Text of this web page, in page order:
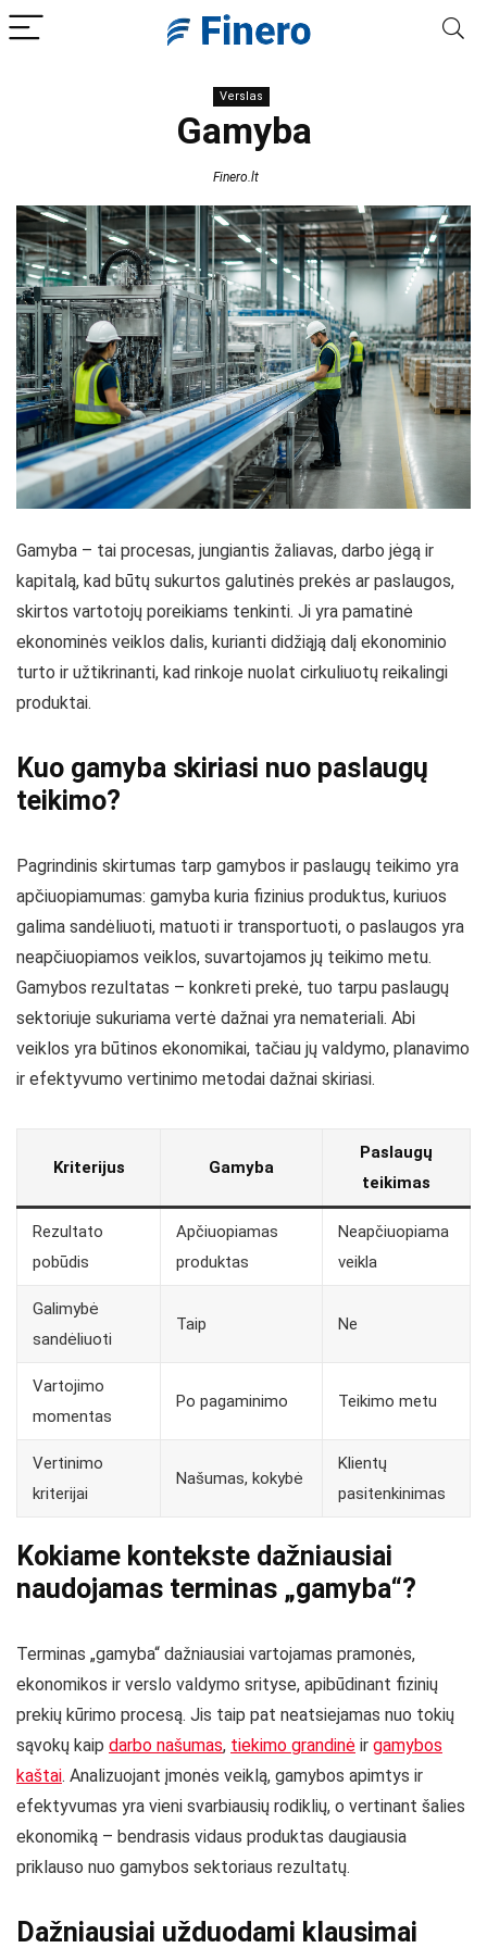
Verslas
Gamyba
Finero.lt
Gamyba – tai procesas, jungiantis žaliavas, darbo jėgą ir
kapitalą, kad būtų sukurtos galutinės prekės ar paslaugos,
skirtos vartotojų poreikiams tenkinti. Ji yra pamatinė
ekonominės veiklos dalis, kurianti didžiąją dalį ekonominio
turto ir užtikrinanti, kad rinkoje nuolat cirkuliuotų reikalingi
produktai.
Kuo gamyba skiriasi nuo paslaugų
teikimo?
Pagrindinis skirtumas tarp gamybos ir paslaugų teikimo yra
apčiuopiamumas: gamyba kuria fizinius produktus, kuriuos
galima sandėliuoti, matuoti ir transportuoti, o paslaugos yra
neapčiuopiamos veiklos, suvartojamos jų teikimo metu.
Gamybos rezultatas – konkreti prekė, tuo tarpu paslaugų
sektoriuje sukuriama vertė dažnai yra nemateriali. Abi
veiklos yra būtinos ekonomikai, tačiau jų valdymo, planavimo
ir efektyvumo vertinimo metodai dažnai skiriasi.
Kriterijus Gamyba
Paslaugų
teikimas
Rezultato
pobūdis
Apčiuopiamas
produktas
Neapčiuopiama
veikla
Galimybė
sandėliuoti
Taip Ne
Vartojimo
momentas
Po pagaminimo Teikimo metu
Vertinimo
kriterijai
Našumas, kokybė
Klientų
pasitenkinimas
Kokiame kontekste dažniausiai
naudojamas terminas „gamyba“?
Terminas „gamyba“ dažniausiai vartojamas pramonės,
ekonomikos ir verslo valdymo srityse, apibūdinant fizinių
prekių kūrimo procesą. Jis taip pat neatsiejamas nuo tokių
sąvokų kaip darbo našumas, tiekimo grandinė ir gamybos
kaštai. Analizuojant įmonės veiklą, gamybos apimtys ir
efektyvumas yra vieni svarbiausių rodiklių, o vertinant šalies
ekonomiką – bendrasis vidaus produktas daugiausia
priklauso nuo gamybos sektoriaus rezultatų.
Dažniausiai užduodami klausimai